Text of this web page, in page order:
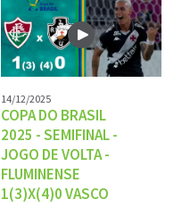
14/12/2025
COPA DO BRASIL
2025 - SEMIFINAL -
JOGO DE VOLTA -
FLUMINENSE
1(3)X(4)0 VASCO